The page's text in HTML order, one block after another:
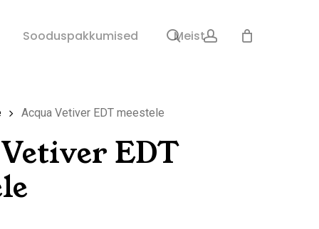
Sooduspakkumised Meist
search account
Acqua Vetiver EDT meestele
EDT